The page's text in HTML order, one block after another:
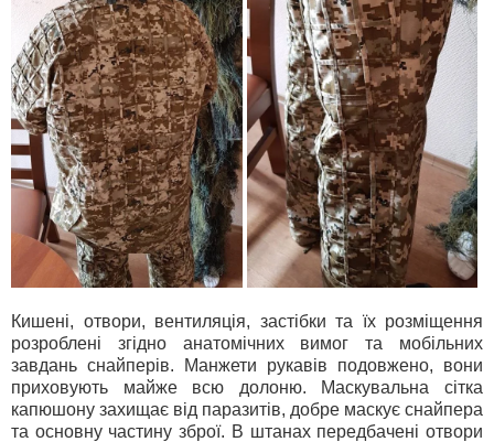
Кишені, отвори, вентиляція, застібки та їх розміщення
розроблені згідно анатомічних вимог та мобільних
завдань снайперів. Манжети рукавів подовжено, вони
приховують майже всю долоню. Маскувальна сітка
капюшону захищає від паразитів, добре маскує снайпера
та основну частину зброї. В штанах передбачені отвори